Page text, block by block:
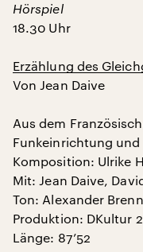
Hörspiel
18.30 Uhr
Erzählung des
Von Jean Daive
Aus dem
Funkeinrichtung und
Komposition: Ulrike
Mit: Jean Daive,
Ton: Alexander
Produktion: DKultur
Länge: 87’52